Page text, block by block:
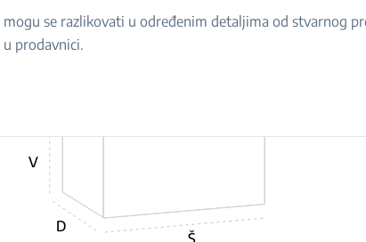
se razlikovati u određenim detaljima od stvarnog
prodavnici.
V
D
Š